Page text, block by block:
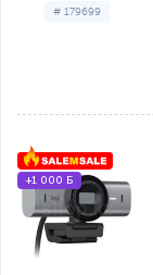
# 179699
+1 000 Б